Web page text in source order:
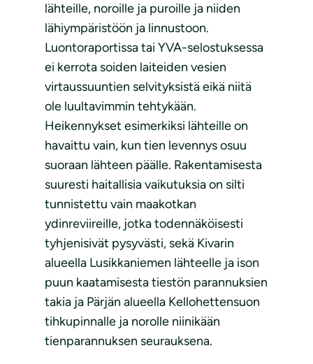
lähteille, noroille ja puroille ja niiden
lähiympäristöön ja linnustoon.
Luontoraportissa tai YVA-selostuksessa
ei kerrota soiden laiteiden vesien
virtaussuuntien selvityksistä eikä niitä
ole luultavimmin tehtykään.
Heikennykset esimerkiksi lähteille on
havaittu vain, kun tien levennys osuu
suoraan lähteen päälle. Rakentamisesta
suuresti haitallisia vaikutuksia on silti
tunnistettu vain maakotkan
ydinreviireille, jotka todennäköisesti
tyhjenisivät pysyvästi, sekä Kivarin
alueella Lusikkaniemen lähteelle ja ison
puun kaatamisesta tiestön parannuksien
takia ja Pärjän alueella Kellohettensuon
tihkupinnalle ja norolle niinikään
tienparannuksen seurauksena.